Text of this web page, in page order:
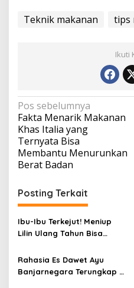
Teknik makanan
tips
Ikuti
N
a
v
i
g
a
s
i
p
o
s
Pos sebelumnya
Fakta Menarik Makanan
Khas Italia yang
Ternyata Bisa
Membantu Menurunkan
Berat Badan
Posting Terkait
Ibu-Ibu Terkejut! Meniup
Lilin Ulang Tahun Bisa
Rahasia Es Dawet Ayu
Banjarnegara Terungkap di